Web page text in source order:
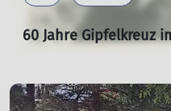
60 Jahre Gipfelkreuz
Die Sehnsucht, hoch
Unbekannte zu